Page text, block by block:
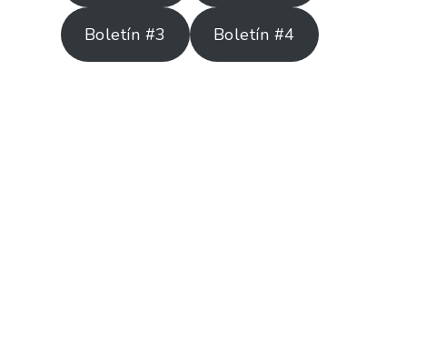
Boletín #3 Boletín #4